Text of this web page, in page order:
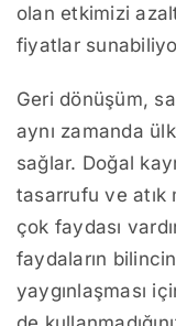
olan etkimizi
fiyatlar
Geri dönüşüm,
aynı zamanda
sağlar. Doğal
tasarrufu ve atık
çok faydası
faydaların
yaygınlaşması